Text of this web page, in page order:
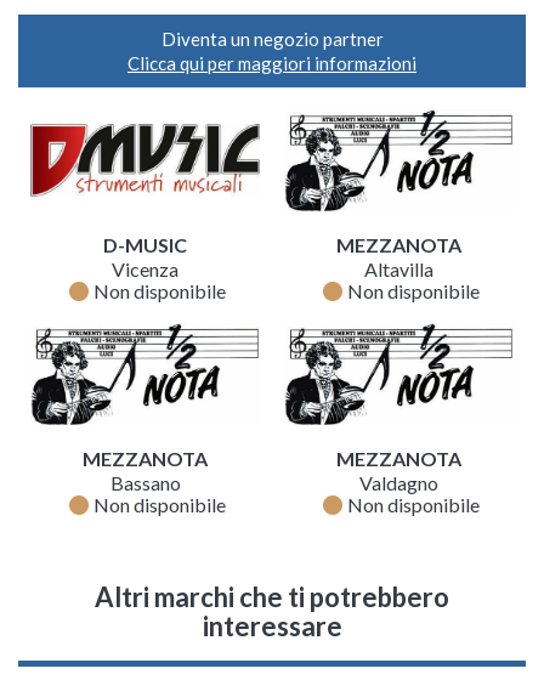
Diventa un negozio partner
Clicca qui per maggiori informazioni
D-MUSIC
Vicenza
fiber_manual_record Non disponibile
MEZZANOTA
Altavilla
fiber_manual_record Non disponibile
MEZZANOTA
Bassano
fiber_manual_record Non disponibile
MEZZANOTA
Valdagno
fiber_manual_record Non disponibile
Altri marchi che ti potrebbero
interessare